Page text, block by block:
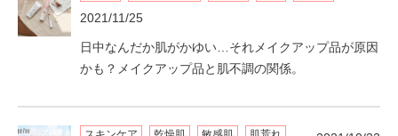
2021/11/25
日中なんだか肌がかゆい…それメイクアップ品が原因
かも？メイクアップ品と肌不調の関係。